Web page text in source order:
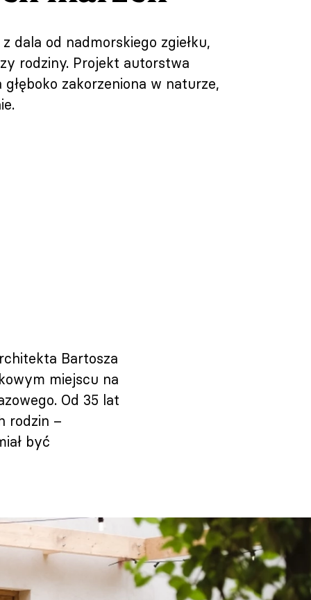
dala od nadmorskiego zgiełku,
rodziny. Projekt autorstwa
zakorzeniona w naturze,
Bartosza
miejscu na
Od 35 lat
rodzin –
być